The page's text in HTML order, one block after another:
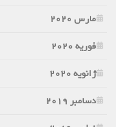
مارس 2020
فوریه 2020
ژانویه 2020
دسامبر 2019